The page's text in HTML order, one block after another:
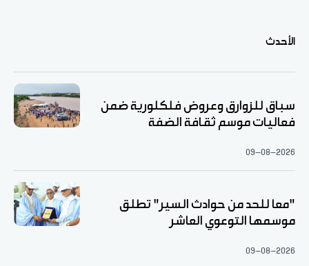
الأحدث
سباق للزوارق وعروض فلكلورية ضمن
فعاليات موسم ثقافة الضفة
09-08-2026
"معا للحد من حوادث السير" تطلق
موسمها التوعوي العاشر
09-08-2026